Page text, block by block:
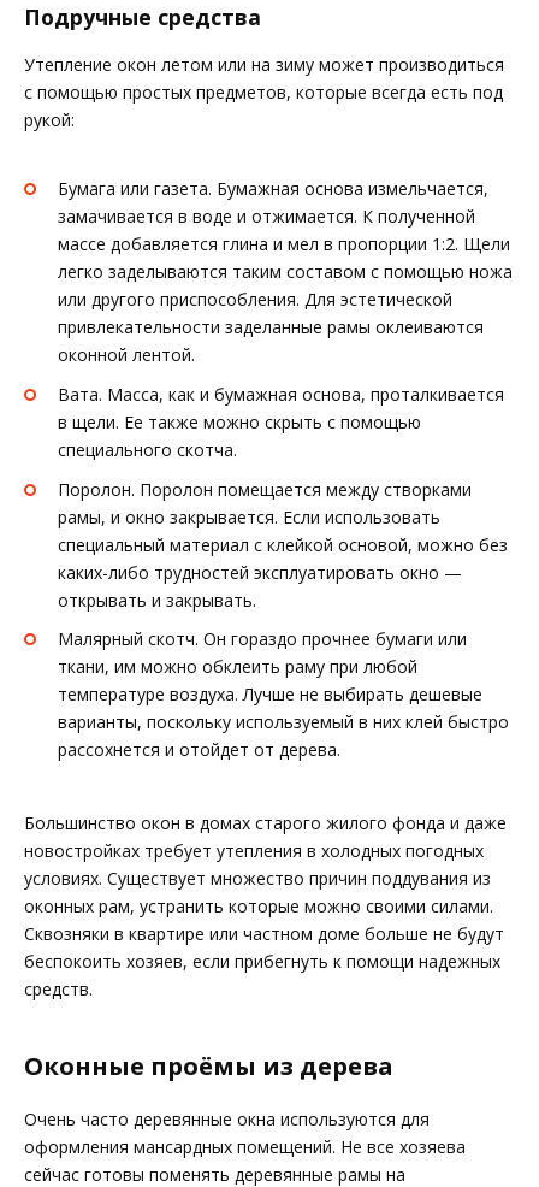
Подручные средства
Утепление окон летом или на зиму может производиться
с помощью простых предметов, которые всегда есть под
рукой:
Бумага или газета. Бумажная основа измельчается,
замачивается в воде и отжимается. К полученной
массе добавляется глина и мел в пропорции 1:2. Щели
легко заделываются таким составом с помощью ножа
или другого приспособления. Для эстетической
привлекательности заделанные рамы оклеиваются
оконной лентой.
Вата. Масса, как и бумажная основа, проталкивается
в щели. Ее также можно скрыть с помощью
специального скотча.
Поролон. Поролон помещается между створками
рамы, и окно закрывается. Если использовать
специальный материал с клейкой основой, можно без
каких-либо трудностей эксплуатировать окно —
открывать и закрывать.
Малярный скотч. Он гораздо прочнее бумаги или
ткани, им можно обклеить раму при любой
температуре воздуха. Лучше не выбирать дешевые
варианты, поскольку используемый в них клей быстро
рассохнется и отойдет от дерева.
Большинство окон в домах старого жилого фонда и даже
новостройках требует утепления в холодных погодных
условиях. Существует множество причин поддувания из
оконных рам, устранить которые можно своими силами.
Сквозняки в квартире или частном доме больше не будут
беспокоить хозяев, если прибегнуть к помощи надежных
средств.
Оконные проёмы из дерева
Очень часто деревянные окна используются для
оформления мансардных помещений. Не все хозяева
сейчас готовы поменять деревянные рамы на